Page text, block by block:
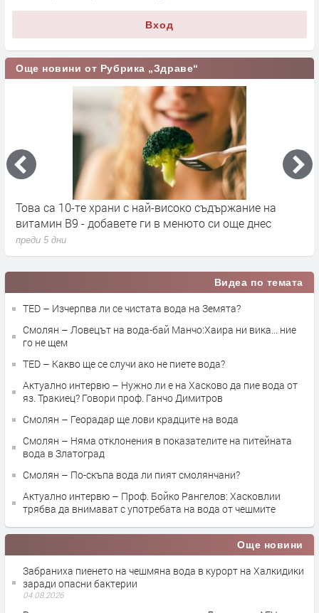
Вход
Още новини от Рубрика „Здраве“
Силно преработените храни променят мастния
профил на кръвта
преди 1 седмица
Видеа по темата
TED – Изчерпва ли се чистата вода на Земята?
Смолян – Ловецът на вода-бай Манчо:Хаира ни вика... ние
го не щем
TED – Какво ще се случи ако не пиете вода?
Актуално интервю – Нужно ли е на Хасково да пие вода от
яз. Тракиец? Говори проф. Ганчо Димитров
Смолян – Георадар ще лови крадците на вода
Смолян – Няма отклонения в показателите на питейната
вода в Златоград
Смолян – По-скъпа вода ли пият смолянчани?
Актуално интервю – Проф. Бойко Рангелов: Хасковлии
трябва да внимават с употребата на вода от чешмите
Още новини
Забраниха пиенето на чешмяна вода в курорт на Халкидики
заради опасни бактерии
04.08.2026